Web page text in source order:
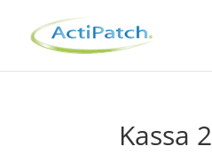
Kassa 2